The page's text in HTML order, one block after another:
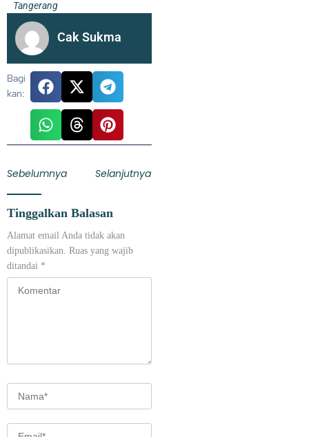
Pengganti Ketua DPRD Kota Tangerang yang Wafat Bukan
Tangerang
Cak Sukma
Bagi
kan:
Sebelumnya Selanjutnya
Tinggalkan Balasan
Alamat email Anda tidak akan
dipublikasikan. Ruas yang wajib
ditandai *